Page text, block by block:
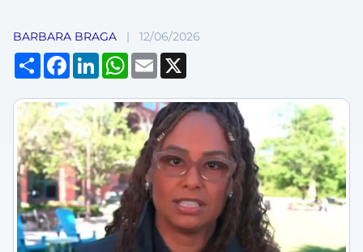
BARBARA BRAGA | 12/06/2026
Compartilhar
Facebook
LinkedInWhatsApp
Email